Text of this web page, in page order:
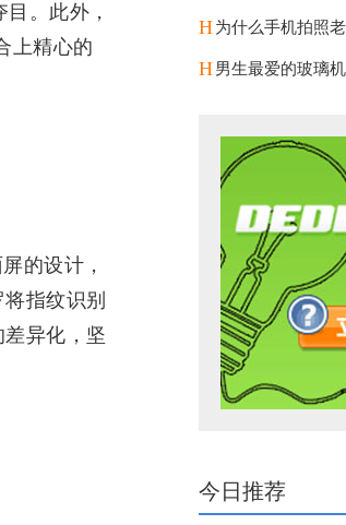
。此外，
上精心的
的设计，
指纹识别
异化，坚
H为什么手机拍照
H男生最爱的玻璃
今日推荐